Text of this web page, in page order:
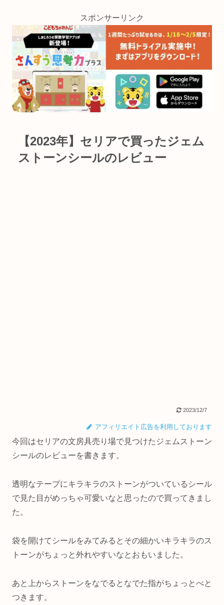
スポンサーリンク
【2023年】セリアで買ったジェム
ストーンシールのレビュー
2023/12/7
アフィリエイト広告を利用しております
今回はセリアの文房具売り場で見つけたジェムストーン
シールのレビューを書きます。
透明なテープにキラキラのストーンがついているシール
で見た目がめっちゃ可愛いなと思ったので買ってきまし
た。
袋を開けてシールをみてみるとその細かいキラキラのス
トーンがちょっと外れやすいなとおもいました。
あと上からストーンをなでるとなでた指がちょっとべと
つきます。